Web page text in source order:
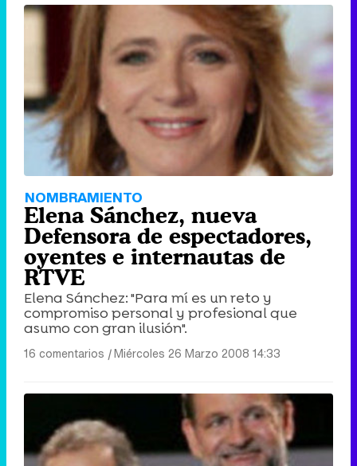
NOMBRAMIENTO
Elena Sánchez, nueva
Defensora de espectadores,
oyentes e internautas de
RTVE
Elena Sánchez: "Para mí es un reto y
compromiso personal y profesional que
asumo con gran ilusión".
16 comentarios |Miércoles 26 Marzo 2008 14:33